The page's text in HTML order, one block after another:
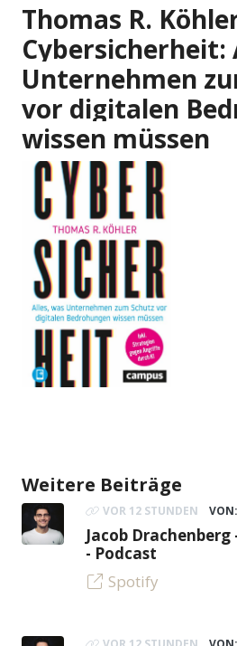
Thomas R.
Cybersicherheit:
Unternehmen
vor digitalen
wissen müssen
Weitere Beiträge
VOR 12 STUNDEN VON:
Jacob
- Podcast
Spotify